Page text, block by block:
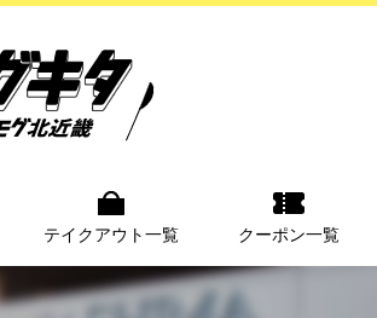
テイクアウト一覧 クーポン一覧